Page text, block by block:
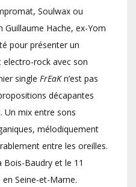
Soulwax ou
Guillaume Hache, ex-Yom
pour présenter un
rock avec son
single FrEaKn’est pas
décapantes
. Un mix entre sons
mélodiquement
entre les oreilles.
Bois-Baudry et le 11
Seine-et-Marne.